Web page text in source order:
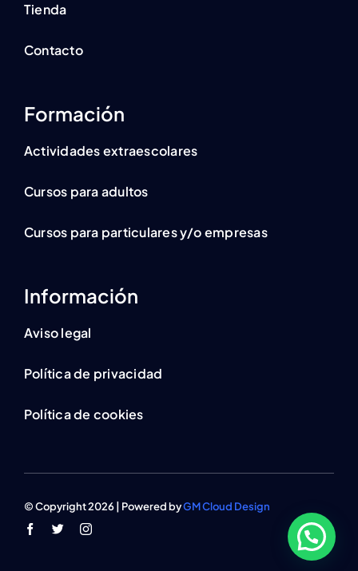
Tienda
Contacto
Formación
Actividades extraescolares
Cursos para adultos
Cursos para particulares y/o empresas
Información
Aviso legal
Política de privacidad
Política de cookies
© Copyright 2026 | Powered byGM Cloud Design